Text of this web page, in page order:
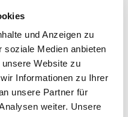
und Anzeigen zu
soziale Medien anbieten
Website zu
Informationen zu Ihrer
unsere Partner für
weiter. Unsere